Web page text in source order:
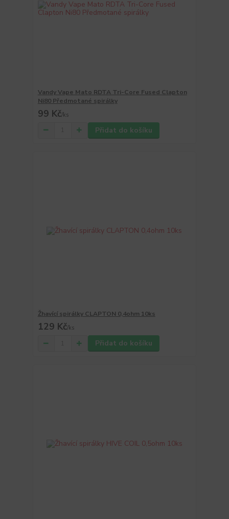
Vandy Vape Mato RDTA Tri-Core Fused Clapton
Ni80 Předmotané spirálky
99 Kč/ks
Přidat do košíku
Žhavící spirálky CLAPTON 0,4ohm 10ks
129 Kč/ks
Přidat do košíku